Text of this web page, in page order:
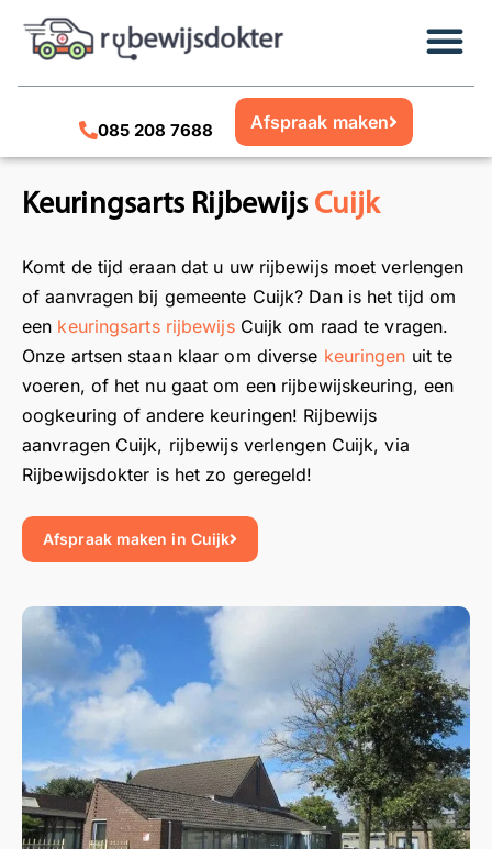
085 208 7688 Afspraak maken
Keuringsarts Rijbewijs Cuijk
Komt de tijd eraan dat u uw rijbewijs moet verlengen
of aanvragen bij gemeente Cuijk? Dan is het tijd om
een keuringsarts rijbewijsCuijk om raad te vragen.
Onze artsen staan klaar om diverse keuringen uit te
voeren, of het nu gaat om een rijbewijskeuring, een
oogkeuring of andere keuringen! Rijbewijs
aanvragen Cuijk, rijbewijs verlengen Cuijk, via
Rijbewijsdokter is het zo geregeld!
Afspraak maken in Cuijk